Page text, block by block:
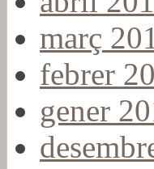
març
febrer
gener